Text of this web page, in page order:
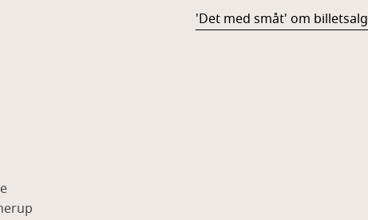
'Det med småt' om billetsalg